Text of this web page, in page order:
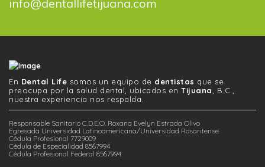
info@dentallifetijuana.com
En Dental Life somos un equipo de dentistas que se
preocupa por la salud dental, ubicados en Tijuana, B.C.,
nuestra experiencia nos respalda.
Responsable Sanitario C.D.E.O. Roxana Evelyn Estrada Olivo
Egresada Universidad Latinoamericana/Universidad Rosaritense
Cédula Profesional 7729009
Cédula de Especialidad 8567994
Cédula Profesional Federal 8567994